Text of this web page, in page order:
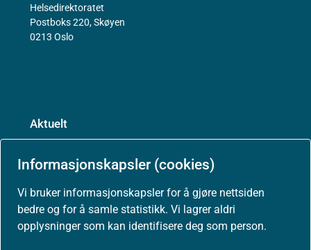
Informasjonskapsler (cookies)
Vi bruker informasjonskapsler for å gjøre nettsiden
bedre og for å samle statistikk. Vi lagrer aldri
opplysninger som kan identifisere deg som person.
Helsedirektoratet
Postboks 220, Skøyen
0213 Oslo
Aktuelt
Nyheter
Arrangementer